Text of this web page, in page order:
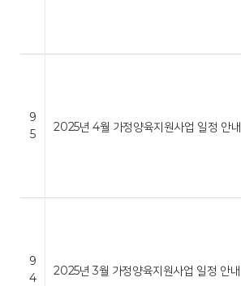
9
5
2025년 4월 가정양육지원사업 일정 안내
9
4
2025년 3월 가정양육지원사업 일정 안내